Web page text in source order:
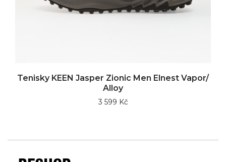
Tenisky KEEN Jasper Zionic Men Elnest Vapor/
Alloy
3 599 Kč